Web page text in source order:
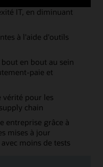
IT, en diminuant
à l'aide d'outils
en bout au sein
paie et
vérité pour les
chain
entreprise grâce à
mises à jour
moins de tests